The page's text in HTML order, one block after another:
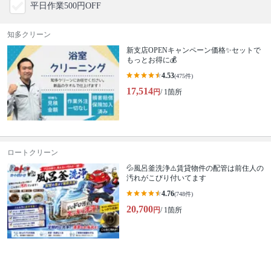
平日作業500円OFF
知多クリーン
新支店OPENキャンペーン価格✨セットで
もっとお得に💰
4.53(475件)
17,514円/ 1箇所
ロートクリーン
💦風呂釜洗浄⚠️賃貸物件の配管は前住人の
汚れがこびり付いてます
4.76(748件)
20,700円/ 1箇所